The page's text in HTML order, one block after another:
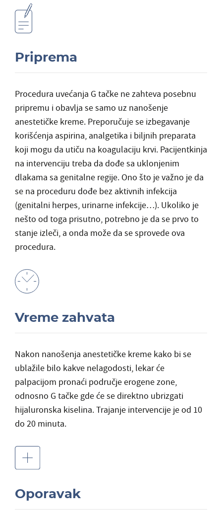
Priprema
Procedura uvećanja G tačke ne zahteva posebnu
pripremu i obavlja se samo uz nanošenje
anestetičke kreme. Preporučuje se izbegavanje
korišćenja aspirina, analgetika i biljnih preparata
koji mogu da utiču na koagulaciju krvi. Pacijentkinja
na intervenciju treba da dođe sa uklonjenim
dlakama sa genitalne regije. Ono što je važno je da
se na proceduru dođe bez aktivnih infekcija
(genitalni herpes, urinarne infekcije…). Ukoliko je
nešto od toga prisutno, potrebno je da se prvo to
stanje izleči, a onda može da se sprovede ova
procedura.
Vreme zahvata
Nakon nanošenja anestetičke kreme kako bi se
ublažile bilo kakve nelagodosti, lekar će
palpacijom pronaći područje erogene zone,
odnosno G tačke gde će se direktno ubrizgati
hijaluronska kiselina. Trajanje intervencije je od 10
do 20 minuta.
Oporavak